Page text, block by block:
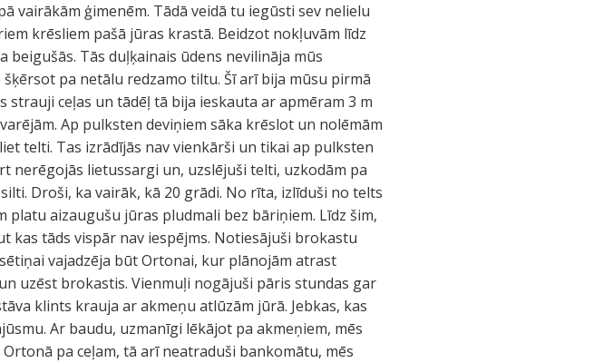
vairākām ģimenēm. Tādā veidā tu iegūsti sev nelielu
krēsliem pašā jūras krastā. Beidzot nokļuvām līdz
Tās duļķainais ūdens nevilināja mūs
pa netālu redzamo tiltu. Šī arī bija mūsu pirmā
strauji ceļas un tādēļ tā bija ieskauta ar apmēram 3 m
Ap pulksten deviņiem sāka krēslot un nolēmām
telti. Tas izrādījās nav vienkārši un tikai ap pulksten
nerēgojās lietussargi un, uzslējuši telti, uzkodām pa
Droši, ka vairāk, kā 20 grādi. No rīta, izlīduši no telts
aizaugušu jūras pludmali bez bāriņiem. Līdz šim,
kas tāds vispār nav iespējms. Notiesājuši brokastu
vajadzēja būt Ortonai, kur plānojām atrast
uzēst brokastis. Vienmuļi nogājuši pāris stundas gar
klints krauja ar akmeņu atlūzām jūrā. Jebkas, kas
Ar baudu, uzmanīgi lēkājot pa akmeņiem, mēs
pa ceļam, tā arī neatraduši bankomātu, mēs